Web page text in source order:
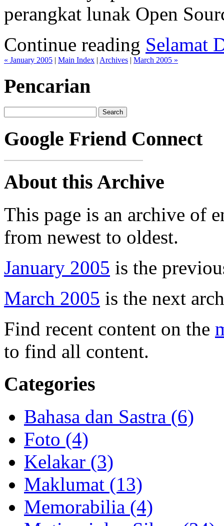
perangkat lunak Open
Continue reading Selamat
« January 2005 | Main Index | Archives | March 2005 »
Pencarian
Google Friend Connect
About this Archive
This page is an archive of
from newest to oldest.
January 2005 is the
March 2005 is the next
Find recent content on the
to find all content.
Categories
Bahasa dan Sastra (6)
Foto (4)
Kelakar (3)
Maklumat (13)
Memorabilia (4)